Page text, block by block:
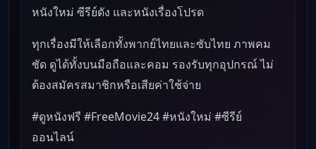
หนังใหม่ ซีรีย์ดัง และหนังเรื่องโปรด
ทุกเรื่องมีให้เลือกทั้งพากย์ไทยและซับไทย ภาพคม
ชัด ดูได้ทั้งบนมือถือและคอม รองรับทุกอุปกรณ์ ไม่
ต้องสมัครสมาชิกหรือเสียค่าใช้จ่าย
#ดูหนังฟรี #FreeMovie24 #หนังใหม่ #ซีรีย์
ออนไลน์